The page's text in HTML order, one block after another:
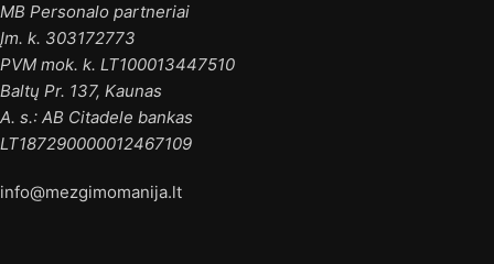
MB Personalo partneriai
Įm. k. 303172773
PVM mok. k. LT100013447510
Baltų Pr. 137, Kaunas
A. s.: AB Citadele bankas
LT187290000012467109
info@mezgimomanija.lt